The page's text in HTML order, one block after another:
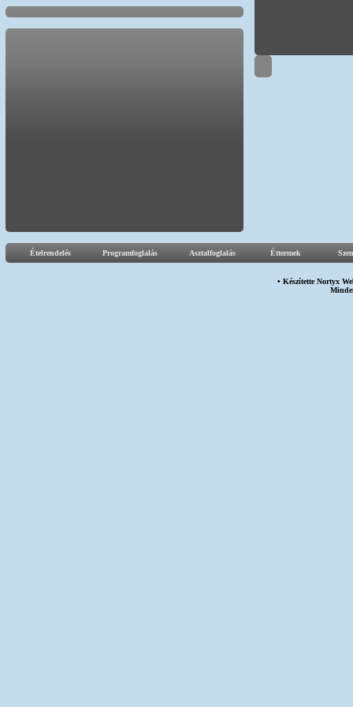
Ételrendelés Programfoglalás Asztalfoglalás Éttermek
• KészítetteNortyx